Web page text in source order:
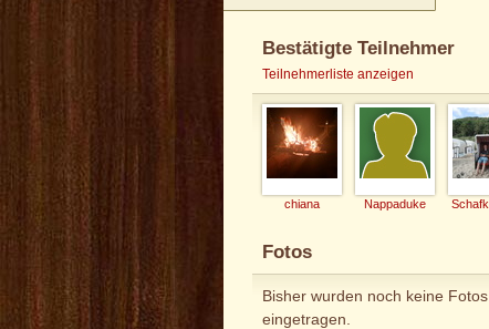
Bestätigte Teilnehmer
Teilnehmerliste anzeigen
chiana Nappaduke
Fotos
Bisher wurden noch keine Fotos
eingetragen.